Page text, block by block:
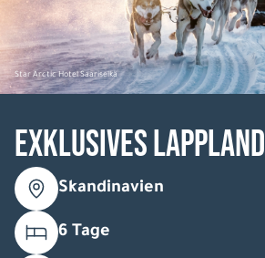
Star Arctic Hotel Saariselkä
Exklusives Lappland
Skandinavien
6 Tage